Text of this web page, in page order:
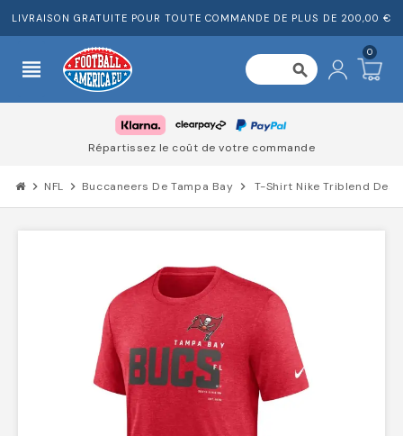
LIVRAISON GRATUITE POUR TOUTE COMMANDE DE PLUS DE 200,00 €
view_headline search
0
Répartissez le coût de votre commande
chevron_right NFL chevron_right Buccaneers De Tampa Bay chevron_right T-Shirt Nike Triblend Des